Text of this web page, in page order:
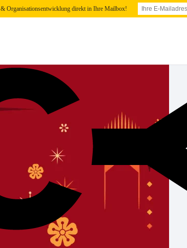
Organisationsentwicklung direkt in Ihre Mailbox!